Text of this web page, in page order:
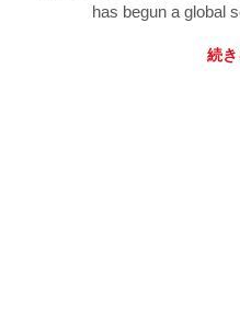
has begun a global
続